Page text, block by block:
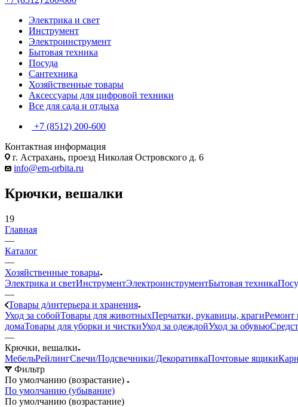
Электрика и свет
Инструмент
Электроинструмент
Бытовая техника
Посуда
Сантехника
Хозяйственные товары
Аксессуары для цифровой техники
Все для сада и отдыха
+7 (8512) 200-600
Контактная информация
г. Астрахань, проезд Николая Островского д. 6
info@em-orbita.ru
Крючки, вешалки
19
Главная
—
Каталог
—
Хозяйственные товары
Электрика и светИнструментЭлектроинструментБытовая техника
—
Товары д/интерьера и хранения
Уход за собойТовары для животныхПерчатки, рукавицы, крагиРемонт
домаТовары для уборки и чисткиУход за одеждойУход за обувью
—
Крючки, вешалки
МебельРейлингСвечи/Подсвечники/ДекоративкаПочтовые ящики
Фильтр
По умолчанию (возрастание)
По умолчанию (убывание)
По умолчанию (возрастание)